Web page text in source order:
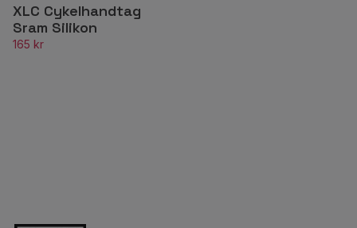
XLC Cykelhandtag
Sram Silikon
165 kr